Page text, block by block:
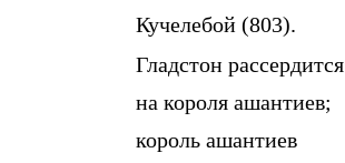
Кучелебой (803).
Гладстон рассердится
на короля ашантиев;
король ашантиев